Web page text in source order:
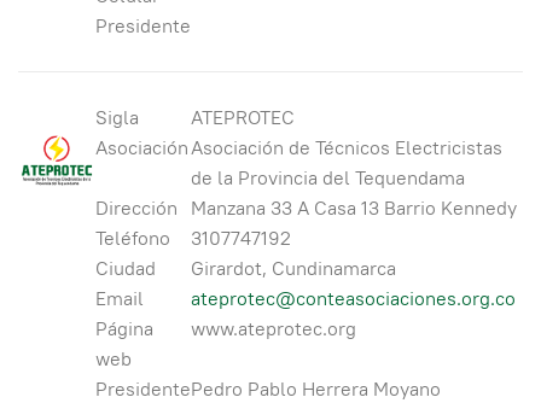
Presidente
Sigla
ATEPROTEC
AsociaciónAsociación de Técnicos Electricistas
de la Provincia del Tequendama
Dirección
Manzana 33 A Casa 13 Barrio Kennedy
Teléfono
3107747192
Ciudad
Girardot, Cundinamarca
Email
ateprotec@conteasociaciones.org.co
Página
web
www.ateprotec.org
PresidentePedro Pablo Herrera Moyano